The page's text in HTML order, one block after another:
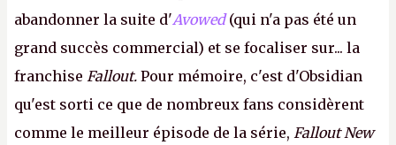
abandonner la suite d'Avowed(qui n'a pas été un
grand succès commercial) et se focaliser sur... la
franchise Fallout. Pour mémoire, c'est d'Obsidian
qu'est sorti ce que de nombreux fans considèrent
comme le meilleur épisode de la série, Fallout New